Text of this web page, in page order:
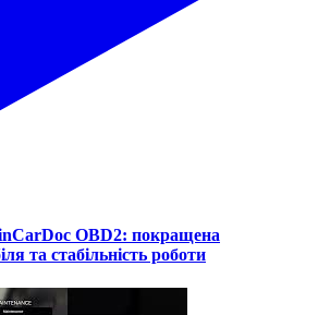
OBD2: покращена
та стабільність роботи